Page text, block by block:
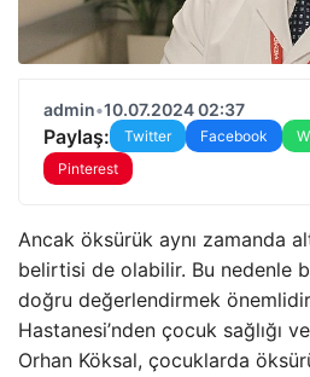
admin•10.07.2024 02:37
Paylaş: Twitter Facebook
Pinterest
Ancak öksürük aynı zamanda
belirtisi de olabilir. Bu nedenle
doğru değerlendirmek
Hastanesi’nden çocuk sağlığı
Orhan Köksal, çocuklarda